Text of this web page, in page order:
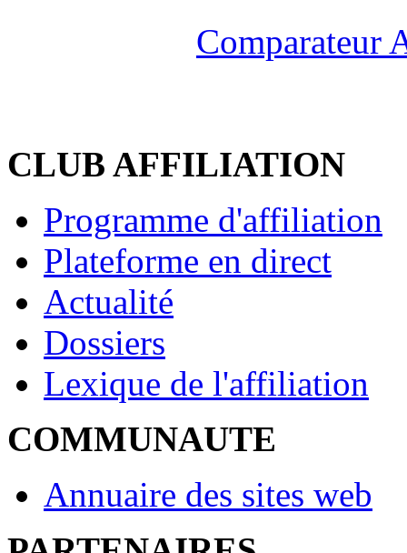
Comparateur
CLUB AFFILIATION
Programme d'affiliation
Plateforme en direct
Actualité
Dossiers
Lexique de l'affiliation
COMMUNAUTE
Annuaire des sites web